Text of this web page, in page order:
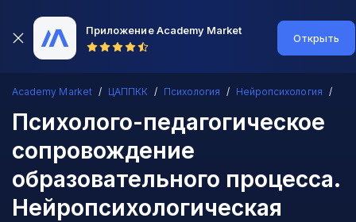
Приложение Academy Market
Открыть
Academy Market ЦАППКК Психология Нейропсихология
Психолого-педагогическое
сопровождение
образовательного процесса.
Нейропсихологическая